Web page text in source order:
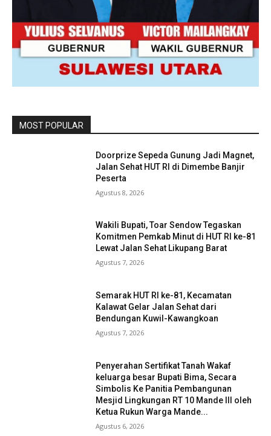
MOST POPULAR
Doorprize Sepeda Gunung Jadi Magnet,
Jalan Sehat HUT RI di Dimembe Banjir
Peserta
Agustus 8, 2026
Wakili Bupati, Toar Sendow Tegaskan
Komitmen Pemkab Minut di HUT RI ke-81
Lewat Jalan Sehat Likupang Barat
Agustus 7, 2026
Semarak HUT RI ke-81, Kecamatan
Kalawat Gelar Jalan Sehat dari
Bendungan Kuwil-Kawangkoan
Agustus 7, 2026
Penyerahan Sertifikat Tanah Wakaf
keluarga besar Bupati Bima, Secara
Simbolis Ke Panitia Pembangunan
Mesjid Lingkungan RT 10 Mande III oleh
Ketua Rukun Warga Mande...
Agustus 6, 2026